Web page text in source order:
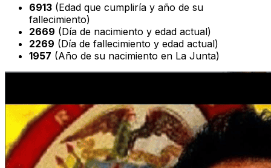
6913 (Edad que cumpliría y año de su
fallecimiento)
2669 (Día de nacimiento y edad actual)
2269 (Día de fallecimiento y edad actual)
1957 (Año de su nacimiento en La Junta)